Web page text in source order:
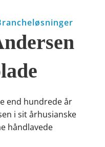
end hundrede år
i sit århusianske
håndlavede